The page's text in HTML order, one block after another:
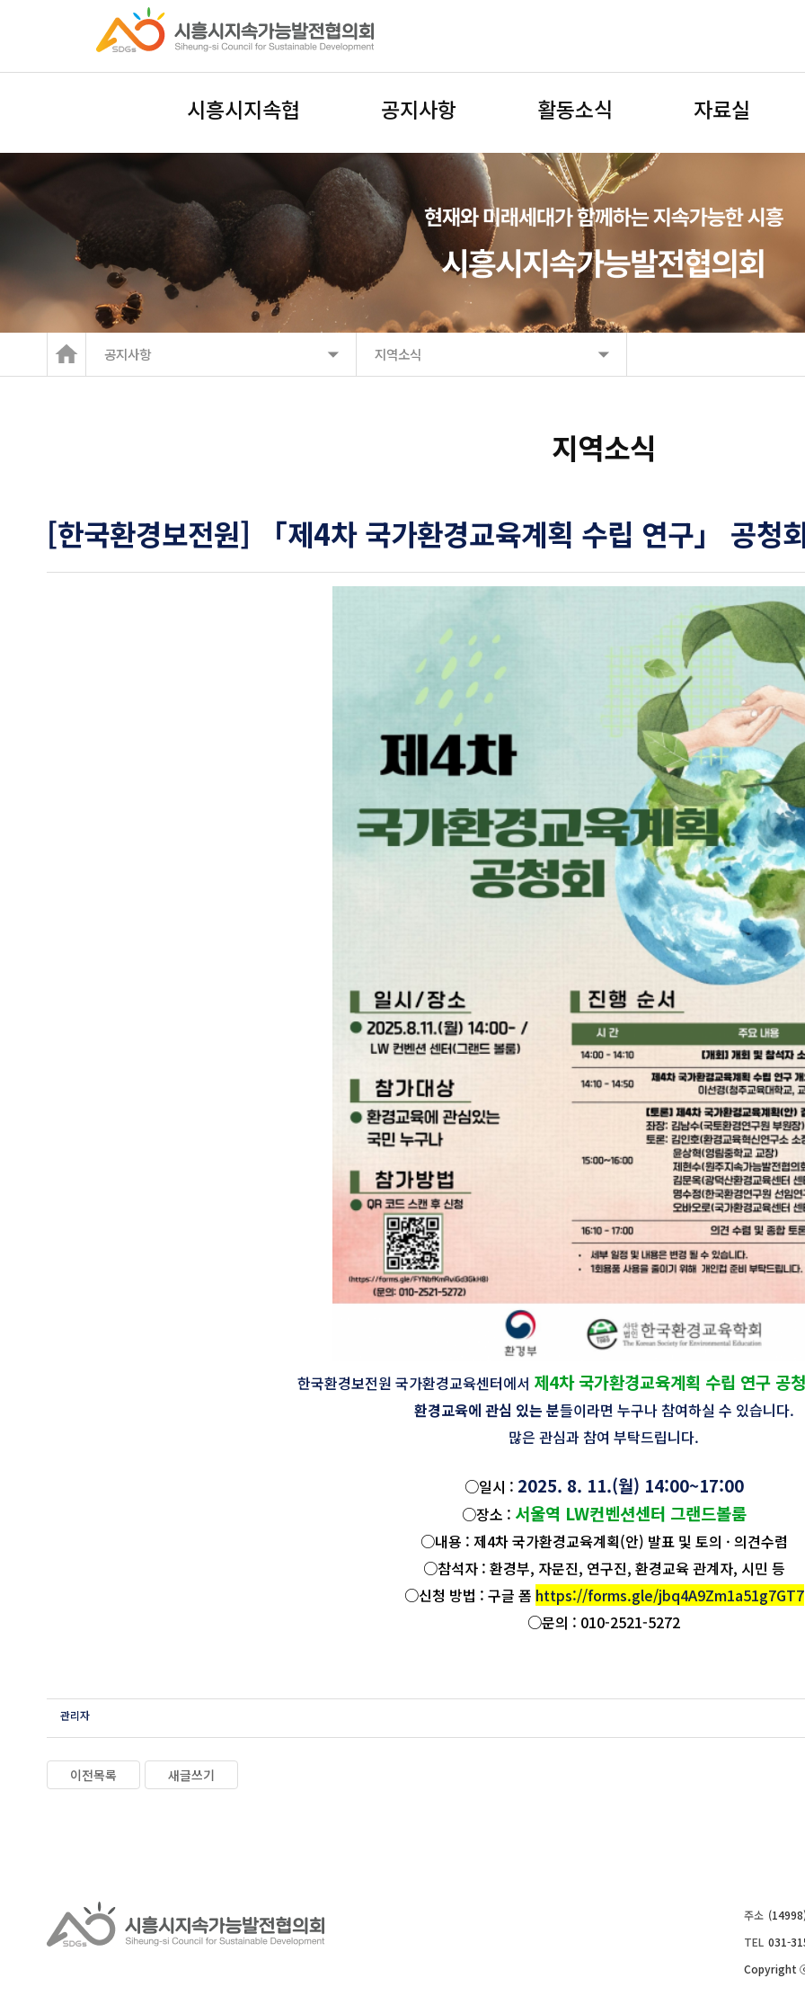
시흥시지속협 공지사항 활동소식 자료실
공지사항 지역소식
지역소식
[한국환경보전원] 「제4차 국가환경교육계획 수립 연구」 공청
한국환경보전원 국가환경교육센터에서 제4차 국가환경교육계획 수립 연구 공
환경교육에 관심 있는 분들이라면 누구나 참여하실 수 있습니다.
많은 관심과 참여 부탁드립니다.
○일시 : 2025. 8. 11.(월) 14:00~17:00
○장소 : 서울역 LW컨벤션센터 그랜드볼룸
○내용 : 제4차 국가환경교육계획(안) 발표 및 토의 · 의견수렴
○참석자 : 환경부, 자문진, 연구진, 환경교육 관계자, 시민 등
○신청 방법 : 구글 폼 https://forms.gle/jbq4A9Zm1a51g7GT7
○문의 : 010-2521-5272
관리자
이전목록 새글쓰기
주소
TEL 031-
Copyright